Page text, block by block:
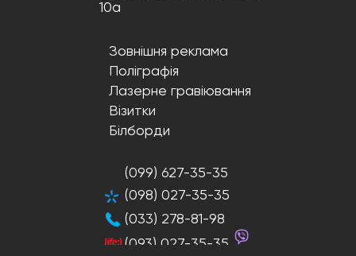
10а
Зовнішня реклама
Поліграфія
Лазерне гравіювання
Візитки
Білборди
(099) 627-35-35
(098) 027-35-35
(033) 278-81-98
(093) 027-35-35